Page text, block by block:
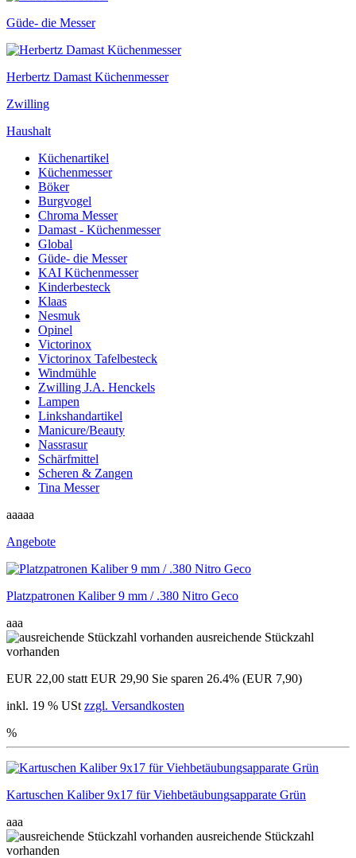
Güde- die Messer
Herbertz Damast Küchenmesser
Zwilling
Haushalt
Küchenartikel
Küchenmesser
Böker
Burgvogel
Chroma Messer
Damast - Küchenmesser
Global
Güde- die Messer
KAI Küchenmesser
Kinderbesteck
Klaas
Nesmuk
Opinel
Victorinox
Victorinox Tafelbesteck
Windmühle
Zwilling J.A. Henckels
Lampen
Linkshandartikel
Manicure/Beauty
Nassrasur
Schärfmittel
Scheren & Zangen
Tina Messer
aaaaa
Angebote
Platzpatronen Kaliber 9 mm / .380 Nitro Geco
aaa
ausreichende Stückzahl
vorhanden
EUR 22,00 statt EUR 29,90 Sie sparen 26.4% (EUR 7,90)
inkl. 19 % USt zzgl. Versandkosten
%
Kartuschen Kaliber 9x17 für Viehbetäubungsapparate Grün
aaa
ausreichende Stückzahl
vorhanden